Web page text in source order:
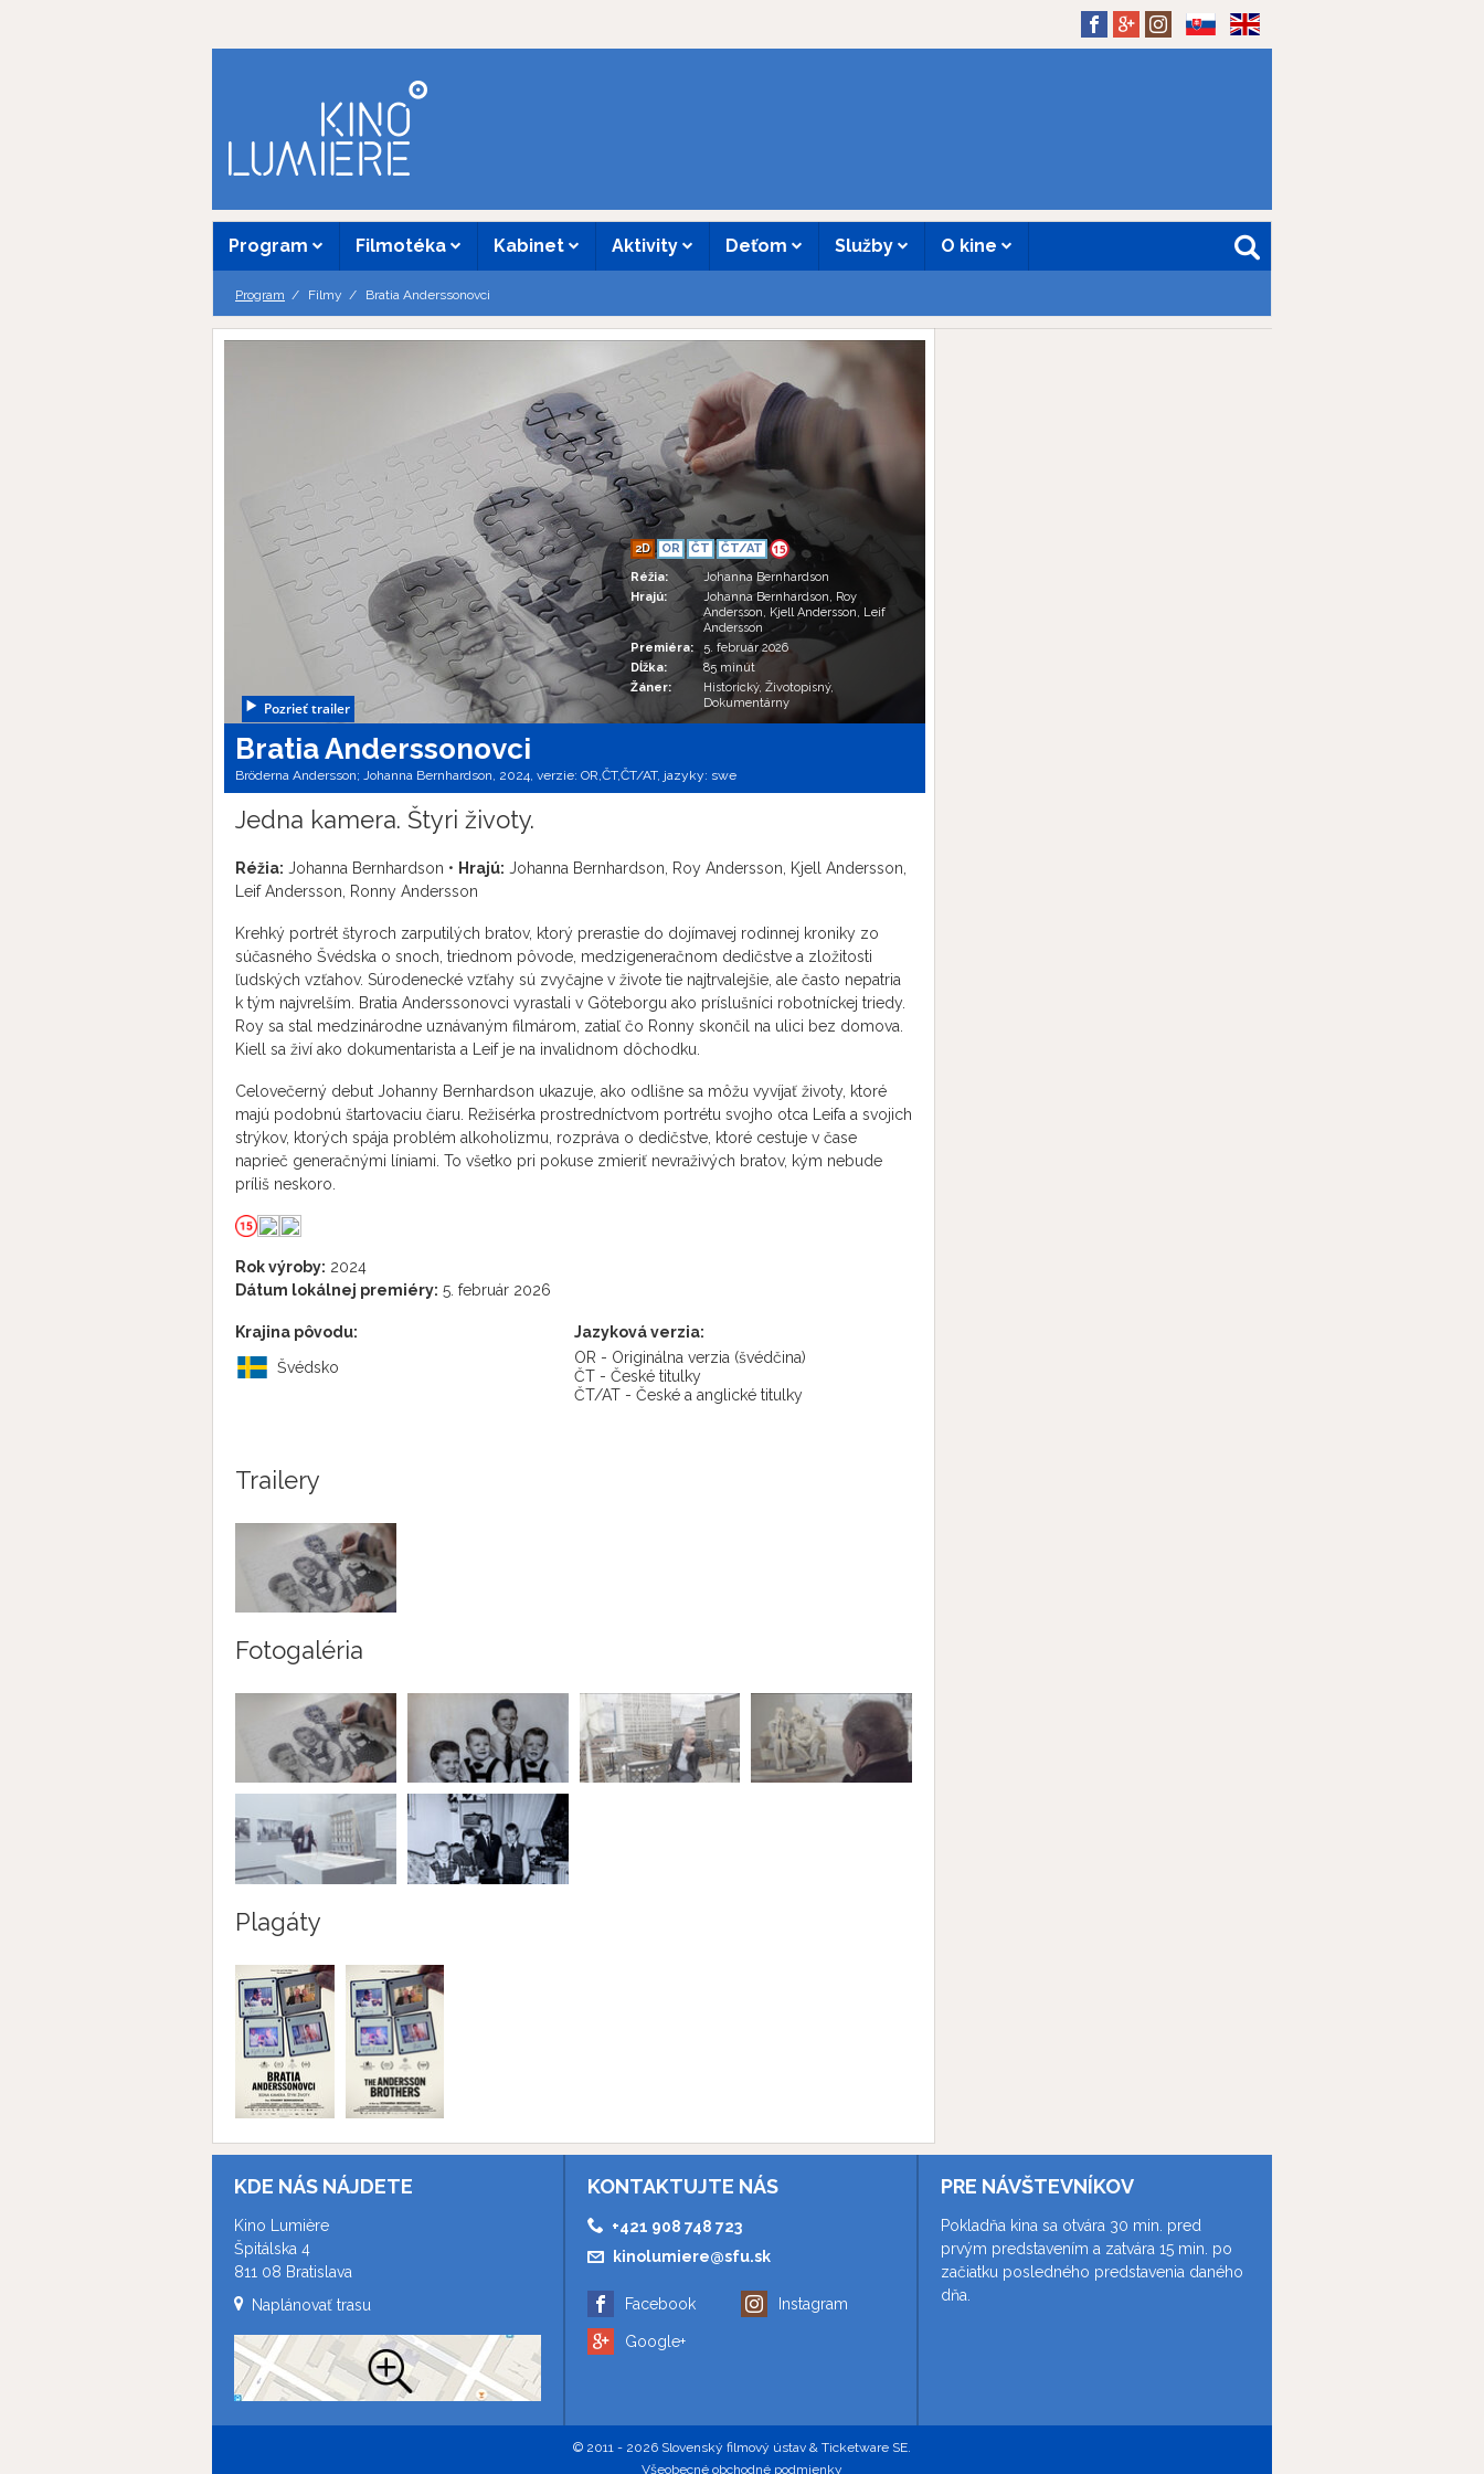
Program Filmotéka Kabinet Aktivity Deťom Služby O kine
Program Filmy Bratia Anderssonovci
Pozrieť trailer
2D OR ČT ČT/AT 15
Réžia:
Johanna Bernhardson
Hrajú:
Johanna Bernhardson, Roy
Andersson, Kjell Andersson, Leif
Andersson
Premiéra:
5. február 2026
Dĺžka:
85 minút
Žáner:
Historický, Životopisný,
Dokumentárny
Bratia Anderssonovci
Bröderna Andersson; Johanna Bernhardson, 2024, verzie: OR,ČT,ČT/AT, jazyky: swe
Jedna kamera. Štyri životy.
Réžia: Johanna Bernhardson • Hrajú: Johanna Bernhardson, Roy Andersson, Kjell Andersson,
Leif Andersson, Ronny Andersson
Krehký portrét štyroch zarputilých bratov, ktorý prerastie do dojímavej rodinnej kroniky zo
súčasného Švédska o snoch, triednom pôvode, medzigeneračnom dedičstve a zložitosti
ľudských vzťahov. Súrodenecké vzťahy sú zvyčajne v živote tie najtrvalejšie, ale často nepatria
k tým najvrelším. Bratia Anderssonovci vyrastali v Göteborgu ako príslušníci robotníckej triedy.
Roy sa stal medzinárodne uznávaným filmárom, zatiaľ čo Ronny skončil na ulici bez domova.
Kiell sa živí ako dokumentarista a Leif je na invalidnom dôchodku.
Celovečerný debut Johanny Bernhardson ukazuje, ako odlišne sa môžu vyvíjať životy, ktoré
majú podobnú štartovaciu čiaru. Režisérka prostredníctvom portrétu svojho otca Leifa a svojich
strýkov, ktorých spája problém alkoholizmu, rozpráva o dedičstve, ktoré cestuje v čase
naprieč generačnými líniami. To všetko pri pokuse zmieriť nevraživých bratov, kým nebude
príliš neskoro.
Rok výroby: 2024
Dátum lokálnej premiéry: 5. február 2026
Krajina pôvodu:
Švédsko
Jazyková verzia:
OR - Originálna verzia (švédčina)
ČT - České titulky
ČT/AT - České a anglické titulky
Trailery
Fotogaléria
Plagáty
KDE NÁS NÁJDETE
Kino Lumière
Špitálska 4
811 08 Bratislava
Naplánovať trasu
KONTAKTUJTE NÁS
+421 908 748 723
kinolumiere@sfu.sk
Facebook
Google+
Instagram
PRE NÁVŠTEVNÍKOV
Pokladňa kina sa otvára 30 min. pred
prvým predstavením a zatvára 15 min. po
začiatku posledného predstavenia daného
dňa.
© 2011 - 2026 Slovenský filmový ústav & Ticketware SE.
Všeobecné obchodné podmienky